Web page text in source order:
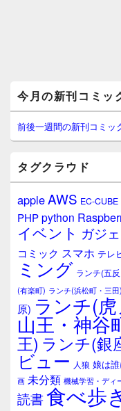
イ
ン
サ
イ
ウ
ィ
ジ
ェ
ア
今月の新刊コミッ
前後一週間の新刊コミッ
タグクラウド
appleAWS EC-CUBE
PHPpython
イベント ガジ
コミック スマホ テレ
ミング ランチ(五
(有楽町) ランチ(浜松町・三田)
原) ランチ(
山王・神谷
王) ランチ(銀
ビュー 人狼 娘は
画 未分類 機械学習・ディ
読書食べ歩